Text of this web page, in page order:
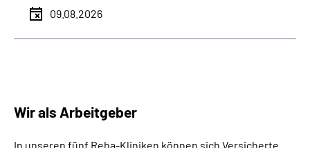
09.08.2026
Wir als Arbeitgeber
In unseren fünf Reha-Kliniken können sich Versicherte